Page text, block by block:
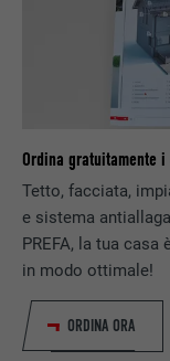
Ordina gratuitamente
Tetto, facciata,
e sistema
PREFA, la tua
in modo ottimale!
ORDINA ORA
3
SCOPO
NOME fr
PROVIDER
DECORSO 3